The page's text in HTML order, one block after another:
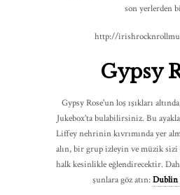
son yerlerden
http://
Gypsy
Gypsy Rose'un loş ışıkları
Jukebox'ta bulabilirsiniz. Bu
Liffey nehrinin kıvrımında yer
alın, bir grup izleyin ve müzik
halk kesinlikle eğlendirecektir.
şunlara göz atın:Dublin